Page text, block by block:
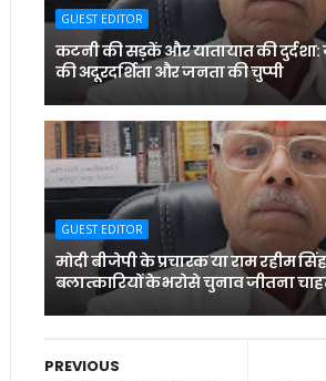
GUEST EDITOR
कटनी की सड़कें और यातायात की दुर्दशा:
की अदूरदर्शिता और जनता की चुप्पी
GUEST EDITOR
मोदी बीजेपी के प्रचारक या राम रहीम
बलात्कारियों के भरोसे चुनाव जीतना
PREVIOUS